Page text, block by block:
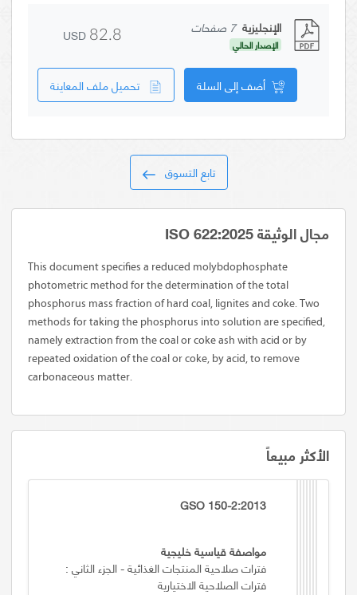
الإنجليزية 7 صفحات
الإصدار الحالي USD 82.8
أضف إلى السلة تحميل ملف المعاينة
تابع التسوق
مجال الوثيقة ISO 622:2025
This document specifies a reduced molybdophosphate
photometric method for the determination of the total
phosphorus mass fraction of hard coal, lignites and coke. Two
methods for taking the phosphorus into solution are specified,
namely extraction from the coal or coke ash with acid or by
repeated oxidation of the coal or coke, by acid, to remove
carbonaceous matter.
الأكثر مبيعاً
GSO 150-2:2013
مواصفة قياسية خليجية
فترات صلاحية المنتجات الغذائية - الجزء الثاني :
فترات الصلاحية الاختيارية